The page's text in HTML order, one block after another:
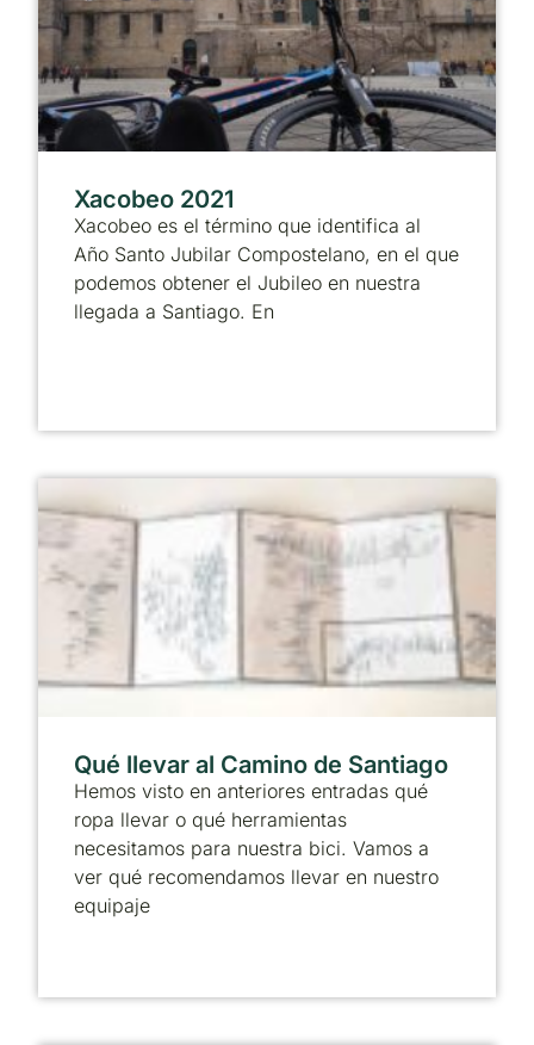
Xacobeo 2021
Xacobeo es el término que identifica al
Año Santo Jubilar Compostelano, en el que
podemos obtener el Jubileo en nuestra
llegada a Santiago. En
Qué llevar al Camino de Santiago
Hemos visto en anteriores entradas qué
ropa llevar o qué herramientas
necesitamos para nuestra bici. Vamos a
ver qué recomendamos llevar en nuestro
equipaje